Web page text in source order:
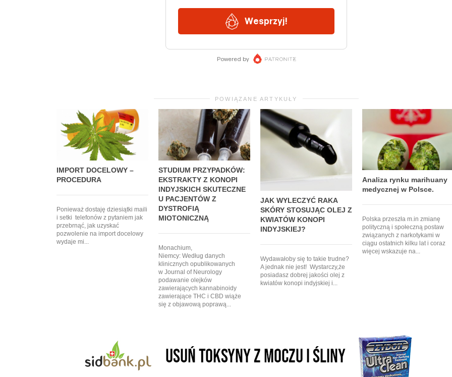
POWIĄZANE ARTYKUŁY
IMPORT DOCELOWY –
PROCEDURA
Ponieważ dostaję dziesiątki maili
i setki telefonów z pytaniem jak
przebrnąć, jak uzyskać
pozwolenie na import docelowy
wydaje mi...
STUDIUM PRZYPADKÓW:
EKSTRAKTY Z KONOPI
INDYJSKICH SKUTECZNE
U PACJENTÓW Z
DYSTROFIĄ
MIOTONICZNĄ
Monachium,
Niemcy: Według danych
klinicznych opublikowanych
w Journal of Neurology
podawanie olejków
zawierających kannabinoidy
zawierające THC i CBD wiąże
się z objawową poprawą...
JAK WYLECZYĆ RAKA
SKÓRY STOSUJĄC OLEJ Z
KWIATÓW KONOPI
INDYJSKIEJ?
Wydawałoby się to takie trudne?
A jednak nie jest! Wystarczy,że
posiadasz dobrej jakości olej z
kwiatów konopi indyjskiej i...
Analiza rynku marihuany
medycznej w Polsce.
Polska przeszła m.in zmianę
polityczną i społeczną postaw
związanych z narkotykami w
ciągu ostatnich kilku lat i coraz
więcej wskazuje na...